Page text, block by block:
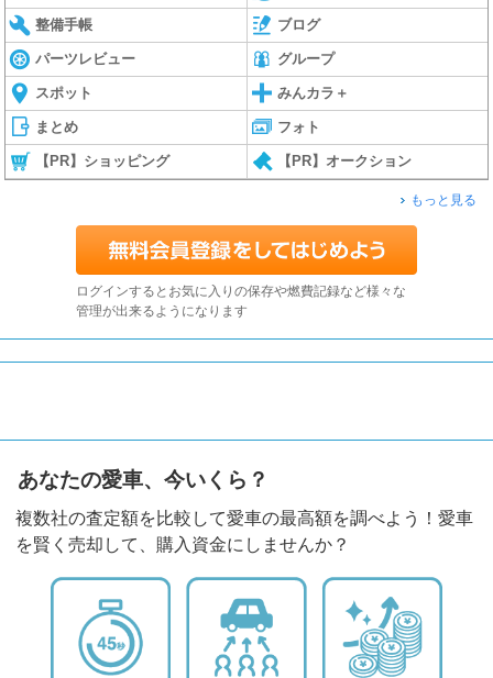
整備手帳 ブログ
パーツレビュー グループ
スポット みんカラ＋
まとめ フォト
【PR】ショッピング 【PR】オークション
もっと見る
ログインするとお気に入りの保存や燃費記録など様々な
管理が出来るようになります
あなたの愛車、今いくら？
複数社の査定額を比較して愛車の最高額を調べよう！愛車
を賢く売却して、購入資金にしませんか？